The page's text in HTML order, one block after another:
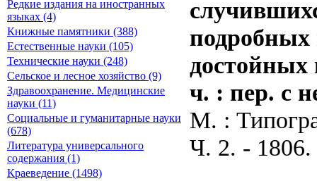
Редкие издания на иностранных
языках (4)
Книжные памятники (388)
Естественные науки (105)
Технические науки (248)
Сельское и лесное хозяйство (9)
Здравоохранение. Медицинские
науки (11)
Социальные и гуманитарные науки
(678)
Литература универсального
содержания (1)
Краеведение (1498)
подробных
достойных
ч. : пер. с
М. :
Ч. 2. -